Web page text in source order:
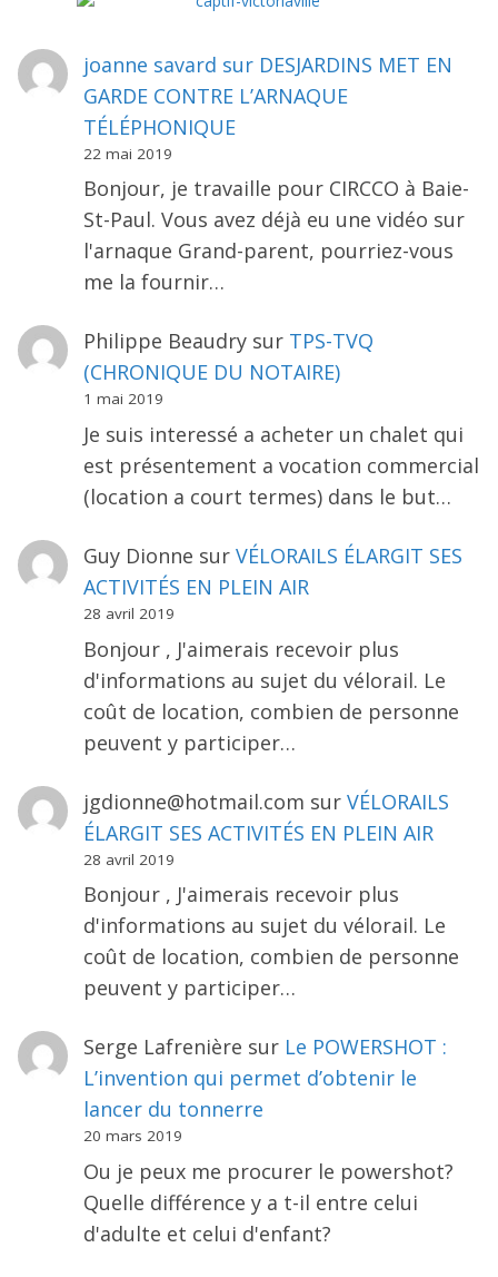
joanne savard sur DESJARDINS MET EN
GARDE CONTRE L’ARNAQUE
TÉLÉPHONIQUE
22 mai 2019
Bonjour, je travaille pour CIRCCO à Baie-
St-Paul. Vous avez déjà eu une vidéo sur
l'arnaque Grand-parent, pourriez-vous
me la fournir…
Philippe Beaudrysur TPS-TVQ
(CHRONIQUE DU NOTAIRE)
1 mai 2019
Je suis interessé a acheter un chalet qui
est présentement a vocation commercial
(location a court termes) dans le but…
Guy Dionne sur VÉLORAILS ÉLARGIT SES
ACTIVITÉS EN PLEIN AIR
28 avril 2019
Bonjour , J'aimerais recevoir plus
d'informations au sujet du vélorail. Le
coût de location, combien de personne
peuvent y participer…
jgdionne@hotmail.com sur VÉLORAILS
ÉLARGIT SES ACTIVITÉS EN PLEIN AIR
28 avril 2019
Bonjour , J'aimerais recevoir plus
d'informations au sujet du vélorail. Le
coût de location, combien de personne
peuvent y participer…
Serge Lafrenière sur Le POWERSHOT :
L’invention qui permet d’obtenir le
lancer du tonnerre
20 mars 2019
Ou je peux me procurer le powershot?
Quelle différence y a t-il entre celui
d'adulte et celui d'enfant?